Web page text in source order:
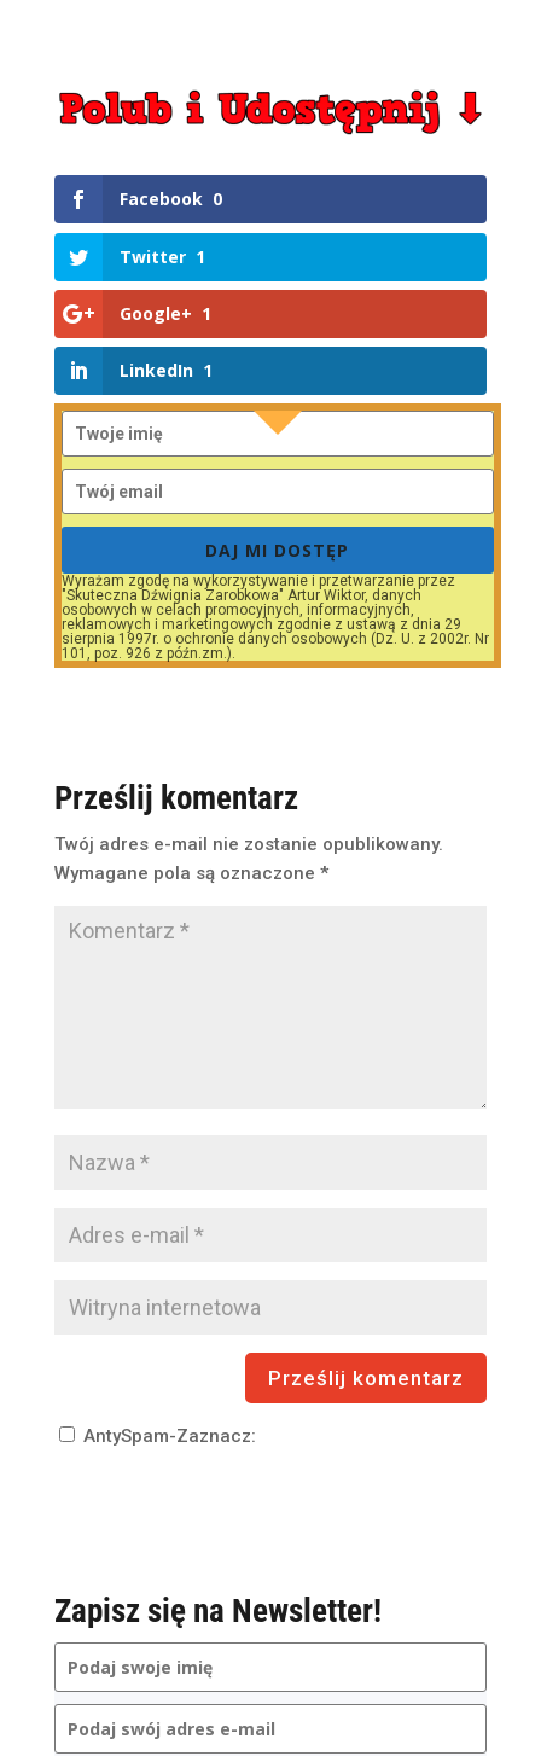
Facebook 0
Twitter 1
Google+ 1
LinkedIn 1
DAJ MI DOSTĘP
Wyrażam zgodę na wykorzystywanie i przetwarzanie przez
"Skuteczna Dźwignia Zarobkowa" Artur Wiktor, danych
osobowych w celach promocyjnych, informacyjnych,
reklamowych i marketingowych zgodnie z ustawą z dnia 29
sierpnia 1997r. o ochronie danych osobowych (Dz. U. z 2002r. Nr
101, poz. 926 z późn.zm.).
Prześlij komentarz
Twój adres e-mail nie zostanie opublikowany.
Wymagane pola są oznaczone *
AntySpam-Zaznacz:
Zapisz się na Newsletter!